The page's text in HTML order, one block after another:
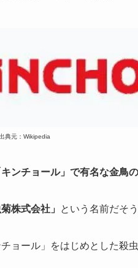
典元：Wikipedia
キンチョール」で有名な金鳥
株式会社」 という名前だそ
ョール」をはじめとした殺